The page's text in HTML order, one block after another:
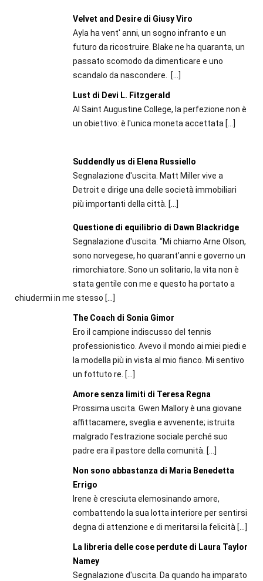
Velvet and Desire di Giusy Viro
Ayla ha vent' anni, un sogno infranto e un
futuro da ricostruire. Blake ne ha quaranta, un
passato scomodo da dimenticare e uno
scandalo da nascondere.
[…]
Lust di Devi L. Fitzgerald
Al Saint Augustine College, la perfezione non è
un obiettivo: è l'unica moneta accettata […]
Suddendly us di Elena Russiello
Segnalazione d'uscita. Matt Miller vive a
Detroit e dirige una delle società immobiliari
più importanti della città. […]
Questione di equilibrio di Dawn Blackridge
Segnalazione d'uscita. “Mi chiamo Arne Olson,
sono norvegese, ho quarant’anni e governo un
rimorchiatore. Sono un solitario, la vita non è
stata gentile con me e questo ha portato a
chiudermi in me stesso […]
The Coach di Sonia Gimor
Ero il campione indiscusso del tennis
professionistico. Avevo il mondo ai miei piedi e
la modella più in vista al mio fianco. Mi sentivo
un fottuto re. […]
Amore senza limiti di Teresa Regna
Prossima uscita. Gwen Mallory è una giovane
affittacamere, sveglia e avvenente; istruita
malgrado l’estrazione sociale perché suo
padre era il pastore della comunità. […]
Non sono abbastanza di Maria Benedetta
Errigo
Irene è cresciuta elemosinando amore,
combattendo la sua lotta interiore per sentirsi
degna di attenzione e di meritarsi la felicità[…]
La libreria delle cose perdute di Laura Taylor
Namey
Segnalazione d'uscita. Da quando ha imparato